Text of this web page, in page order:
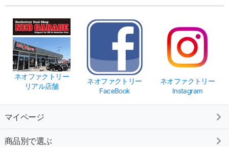
ネオファクトリー
リアル店舗
ネオファクトリー
FaceBook
ネオファクトリー
Instagram
マイページ
商品別で選ぶ